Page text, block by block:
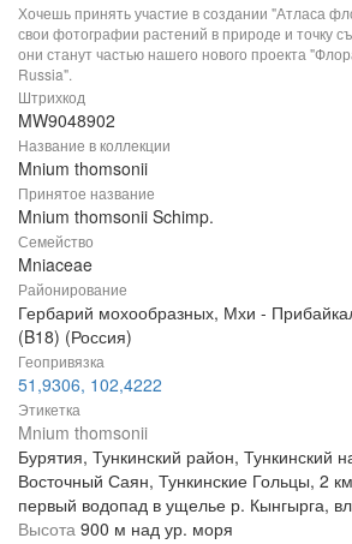
Хочешь принять участие в создании "Атласа
свои фотографии растений в природе и точку
они станут частью нашего нового проекта
Russia".
Штрихкод
MW9048902
Название в коллекции
Mnium thomsonii
Принятое название
Mnium thomsonii Schimp.
Семейство
Mniaceae
Районирование
Гербарий мохообразных, Мхи -
(B18) (Россия)
Геопривязка
51,9306, 102,4222
Этикетка
Mnium thomsonii
Бурятия, Тункинский район, Тункинский
Восточный Саян, Тункинские Гольцы, 2
первый водопад в ущелье р. Кынгырга,
Высота 900 м над ур. моря